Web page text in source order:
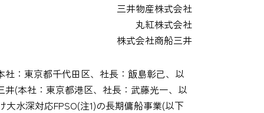
三井物産株式会社
丸紅株式会社
株式会社商船三井
：東京都千代田区、社長：飯島彰己、以
(本社：東京都港区、社長：武藤光一、以
水深対応FPSO(注1)の長期傭船事業(以下